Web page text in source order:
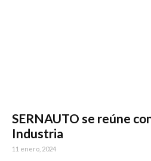
SERNAUTO se reúne
Industria
11 enero, 2024